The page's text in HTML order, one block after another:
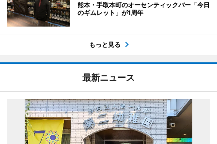
熊本・手取本町のオーセンティックバー「今日
のギムレット」が1周年
もっと見る
最新ニュース